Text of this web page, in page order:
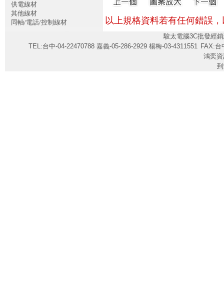
供電線材
其他線材
同軸/電話/控制線材
以上規格資料若有任何錯誤
駿太電腦3C批發經
TEL:台中-04-22470788 嘉義-05-286-2929 楊梅-03-4311551 FAX:台
鴻奕